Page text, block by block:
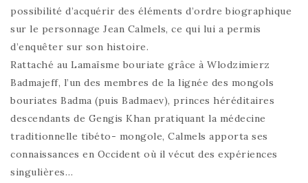
possibilité d’acquérir des éléments d’ordre biographique
sur le personnage Jean Calmels, ce qui lui a permis
d’enquêter sur son histoire.
Rattaché au Lamaïsme bouriate grâce à Wlodzimierz
Badmajeff, l’un des membres de la lignée des mongols
bouriates Badma (puis Badmaev), princes héréditaires
descendants de Gengis Khan pratiquant la médecine
traditionnelle tibéto- mongole, Calmels apporta ses
connaissances en Occident où il vécut des expériences
singulières…